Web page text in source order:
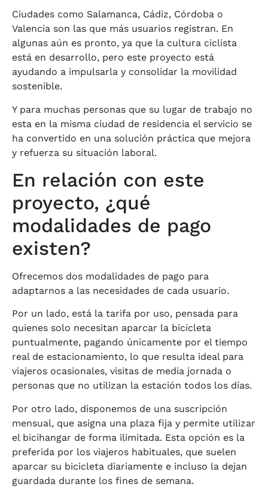
Ciudades como Salamanca, Cádiz, Córdoba o
Valencia son las que más usuarios registran. En
algunas aún es pronto, ya que la cultura ciclista
está en desarrollo, pero este proyecto está
ayudando a impulsarla y consolidar la movilidad
sostenible.
Y para muchas personas que su lugar de trabajo no
esta en la misma ciudad de residencia el servicio se
ha convertido en una solución práctica que mejora
y refuerza su situación laboral.
En relación con este
proyecto, ¿qué
modalidades de pago
existen?
Ofrecemos dos modalidades de pago para
adaptarnos a las necesidades de cada usuario.
Por un lado, está la tarifa por uso, pensada para
quienes solo necesitan aparcar la bicicleta
puntualmente, pagando únicamente por el tiempo
real de estacionamiento, lo que resulta ideal para
viajeros ocasionales, visitas de media jornada o
personas que no utilizan la estación todos los días.
Por otro lado, disponemos de una suscripción
mensual, que asigna una plaza fija y permite utilizar
el bicihangar de forma ilimitada. Esta opción es la
preferida por los viajeros habituales, que suelen
aparcar su bicicleta diariamente e incluso la dejan
guardada durante los fines de semana.